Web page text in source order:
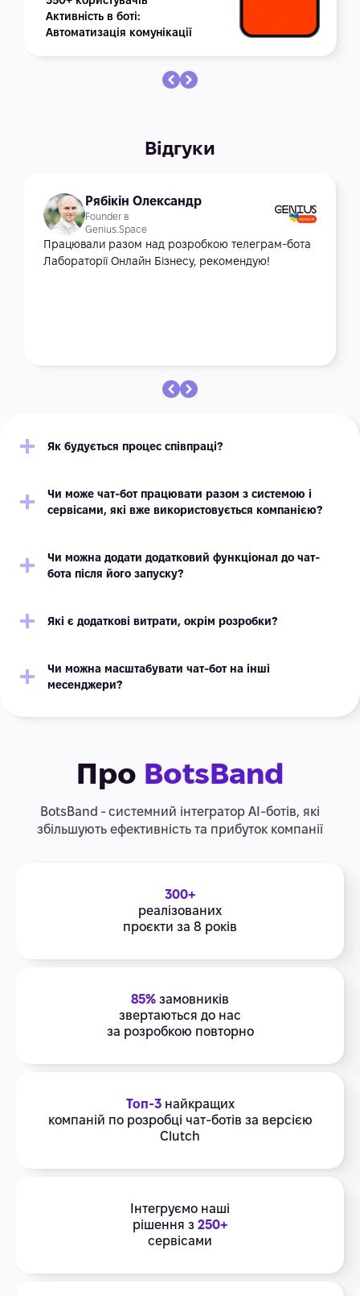
Активність в боті:
Автоматизація комунікації
Відгуки
Рябікін Олександр
Founder в
Genius.Space
Працювали разом над розробкою телеграм-бота
Лабораторії Онлайн Бізнесу, рекомендую!
Як будується процес співпраці?
Чи може чат-бот працювати разом з системою і
сервісами, які вже використовується компанією?
Чи можна додати додатковий функціонал до чат-
бота після його запуску?
Які є додаткові витрати, окрім розробки?
Чи можна масштабувати чат-бот на інші
месенджери?
Про BotsBand
BotsBand - системний інтегратор АІ-ботів, які
збільшують ефективність та прибуток компанії
300+
реалізованих
проєкти за 8 років
85% замовників
звертаються до нас
за розробкою повторно
Топ-3найкращих
компаній по розробці чат-ботів за версією
Clutch
Інтегруємо наші
рішення з 250+
сервісами